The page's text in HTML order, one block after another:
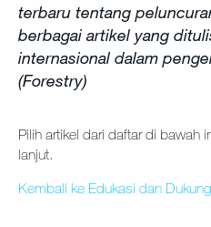
SDS & Labels
Hubungi Kami
Newsletter
Indeks Situs
terbaru tentang
berbagai artikel yang
internasional dalam
(Forestry)
Pilih artikel dari daftar di bawah
lanjut.
Kembali ke Edukasi dan